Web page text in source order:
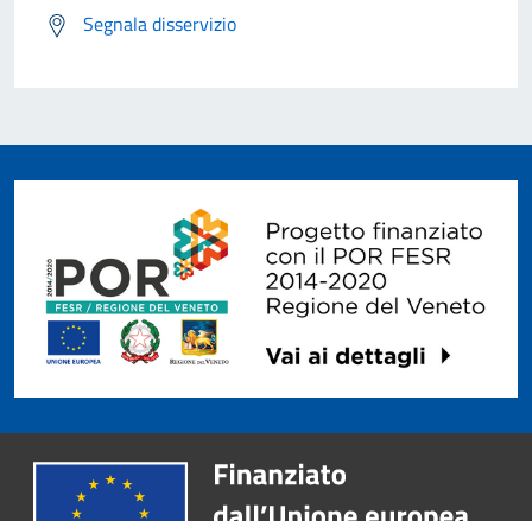
Segnala disservizio